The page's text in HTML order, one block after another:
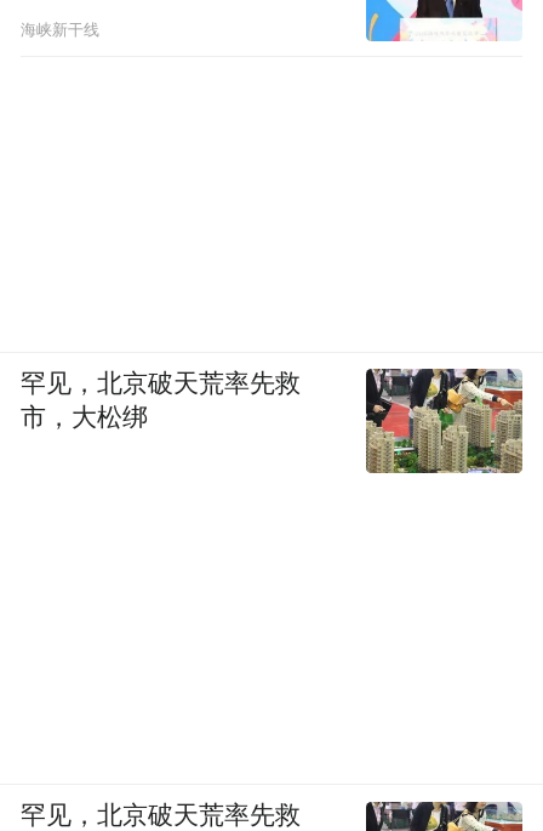
海峡新干线
罕见，北京破天荒率先救
市，大松绑
罕见，北京破天荒率先救